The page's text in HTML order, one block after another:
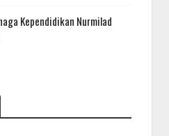
Kependidikan Nurmilad